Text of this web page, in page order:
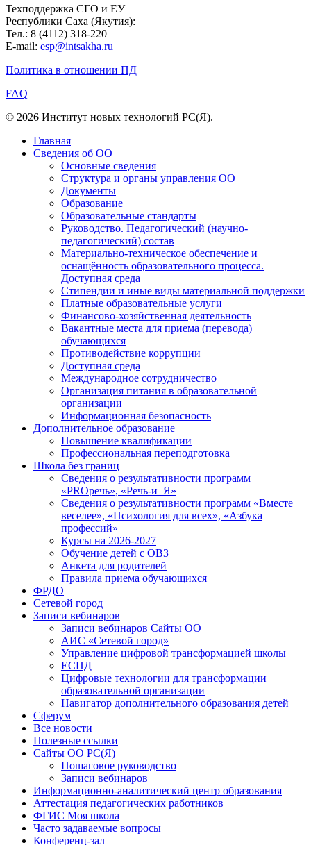
Техподдержка СГО и ЕУ
Республики Саха (Якутия):
Тел.: 8 (4112) 318-220
E-mail: esp@intsakha.ru
Политика в отношении ПД
FAQ
© 2026 Институт новых технологий РС(Я).
Главная
Сведения об ОО
Основные сведения
Структура и органы управления ОО
Документы
Образование
Образовательные стандарты
Руководство. Педагогический (научно-
педагогический) состав
Материально-техническое обеспечение и
оснащённость образовательного процесса.
Доступная среда
Стипендии и иные виды материальной поддержки
Платные образовательные услуги
Финансово-хозяйственная деятельность
Вакантные места для приема (перевода)
обучающихся
Противодействие коррупции
Доступная среда
Международное сотрудничество
Организация питания в образовательной
организации
Информационная безопасность
Дополнительное образование
Повышение квалификации
Профессиональная переподготовка
Школа без границ
Сведения о результативности программ
«PROречь», «Речь-и–Я»
Сведения о результативности программ «Вместе
веселее», «Психология для всех», «Азбука
профессий»
Курсы на 2026-2027
Обучение детей с ОВЗ
Анкета для родителей
Правила приема обучающихся
ФРДО
Сетевой город
Записи вебинаров
Записи вебинаров Сайты ОО
АИС «Сетевой город»
Управление цифровой трансформацией школы
ЕСПД
Цифровые технологии для трансформации
образовательной организации
Навигатор дополнительного образования детей
Сферум
Все новости
Полезные ссылки
Сайты ОО РС(Я)
Пошаговое руководство
Записи вебинаров
Информационно-аналитический центр образования
Аттестация педагогических работников
ФГИС Моя школа
Часто задаваемые вопросы
Конференц-зал